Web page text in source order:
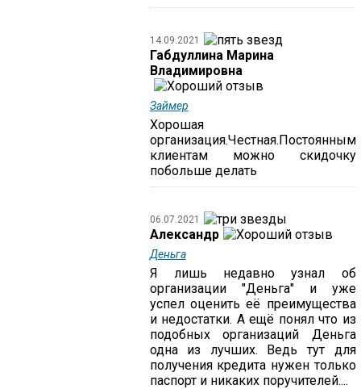
14.09.2021
Габдуллина Марина
Владимировна
Займер
Хорошая
организация.Честная.Постоянным
клиентам можно скидочку
побольше делать
06.07.2021
Александр
Деньга
Я лишь недавно узнал об
организации "Деньга" и уже
успел оценить её преимущества
и недостатки. А ещё понял что из
подобных организаций Деньга
одна из лучших. Ведь тут для
получения кредита нужен только
паспорт и никаких поручителей....